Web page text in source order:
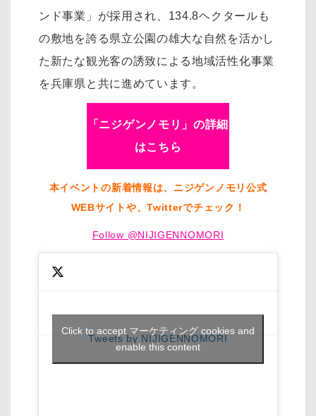
ンド事業」が採用され、134.8ヘクタールも
の敷地を誇る県立公園の雄大な自然を活かし
た新たな観光客の誘致による地域活性化事業
を兵庫県と共に進めています。
「ニジゲンノモリ」の詳細
はこちら
本イベントの新着情報は、ニジゲンノモリ公式
WEBサイトや、Twitterでチェック！
Follow @NIJIGENNOMORI
Tweets by NIJIGENNOMORI
Click to accept マーケティング cookies and
enable this content